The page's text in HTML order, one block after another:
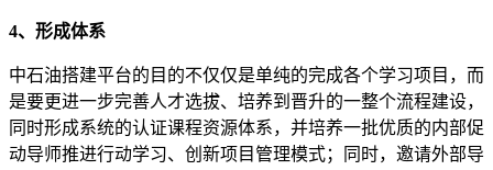
4、形成体系
中石油搭建平台的目的不仅仅是单纯的完成各个学习项目，而
是要更进一步完善人才选拔、培养到晋升的一整个流程建设，
同时形成系统的认证课程资源体系，并培养一批优质的内部促
动导师推进行动学习、创新项目管理模式；同时，邀请外部导